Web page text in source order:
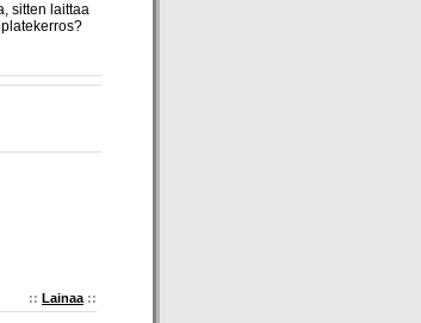
sitten laittaa
:: Lainaa ::